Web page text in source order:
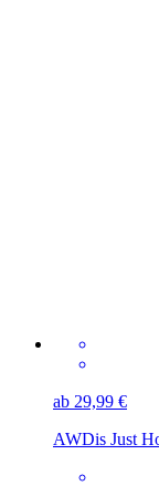
ab 29,99 €
AWDis Just